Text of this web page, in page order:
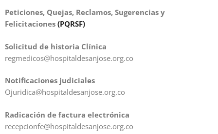
Peticiones, Quejas, Reclamos, Sugerencias y
Felicitaciones (PQRSF)
Solicitud de historia Clínica
regmedicos@hospitaldesanjose.org.co
Notificaciones judiciales
Ojuridica@hospitaldesanjose.org.co
Radicación de factura electrónica
recepcionfe@hospitaldesanjose.org.co